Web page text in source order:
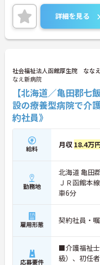
ご就業いただけます。
また、残業もなくメリハリ
る環境です。
詳細をお話しいたしますの
い！
詳細を見る
社会福祉法人函館厚生院 なな
なえ新病院
【北海道／亀田郡
設の療養型病院で介
約社員》
給料 月収 18.4万
勤務地
北海道 亀田
ＪＲ函館本
車6分
雇用形態 契約社員・
応募要件
■介護福祉
級）、初任